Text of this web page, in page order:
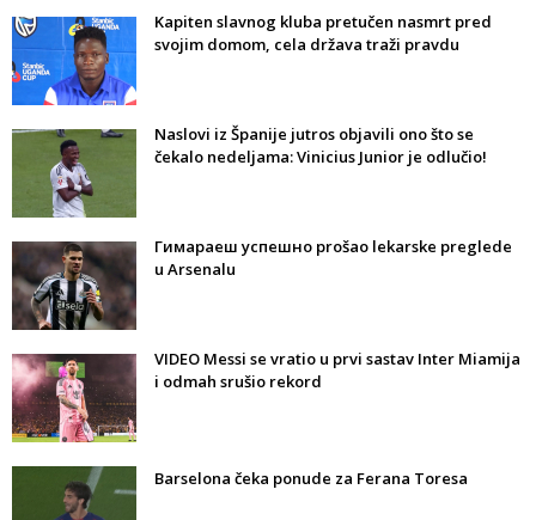
Kapiten slavnog kluba pretučen nasmrt pred
svojim domom, cela država traži pravdu
Naslovi iz Španije jutros objavili ono što se
čekalo nedeljama: Vinicius Junior je odlučio!
Гимараеш успешно prošao lekarske preglede
u Arsenalu
VIDEO Messi se vratio u prvi sastav Inter Miamija
i odmah srušio rekord
Barselona čeka ponude za Ferana Toresa